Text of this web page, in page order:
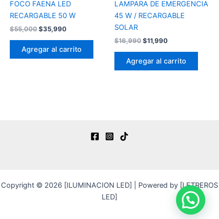
FOCO FAENA LED
RECARGABLE 50 W
$55,000$35,990
Agregar al carrito
LAMPARA DE EMERGENCIA
45 W / RECARGABLE
SOLAR
$16,990$11,990
Agregar al carrito
Copyright © 2026 [ILUMINACION LED] | Powered by [LETREROS
LED]